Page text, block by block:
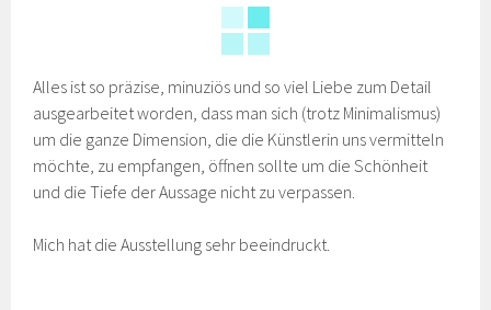
Alles ist so präzise, minuziös und so viel Liebe zum Detail
ausgearbeitet worden, dass man sich (trotz Minimalismus)
um die ganze Dimension, die die Künstlerin uns vermitteln
möchte, zu empfangen, öffnen sollte um die Schönheit
und die Tiefe der Aussage nicht zu verpassen.
Mich hat die Ausstellung sehr beeindruckt.